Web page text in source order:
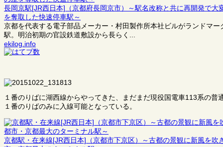
長岡京駅[JR西日本]（京都府長岡京市）～駅名改称と共に再開発で
を奪取した快速停車駅～
京都を代表する電子部品メーカー・村田製作所本社ビルがランドマ
駅。明治初期の官設鉄道敷設から長らく...
ekilog.info
１番のりばに湖西線からやってきた、まだまだ現役国電車113系の普
１番のりばのみに入線可能となっている。
京都駅・在来線[JR西日本]（京都市下京区）～古都の景観に新風を